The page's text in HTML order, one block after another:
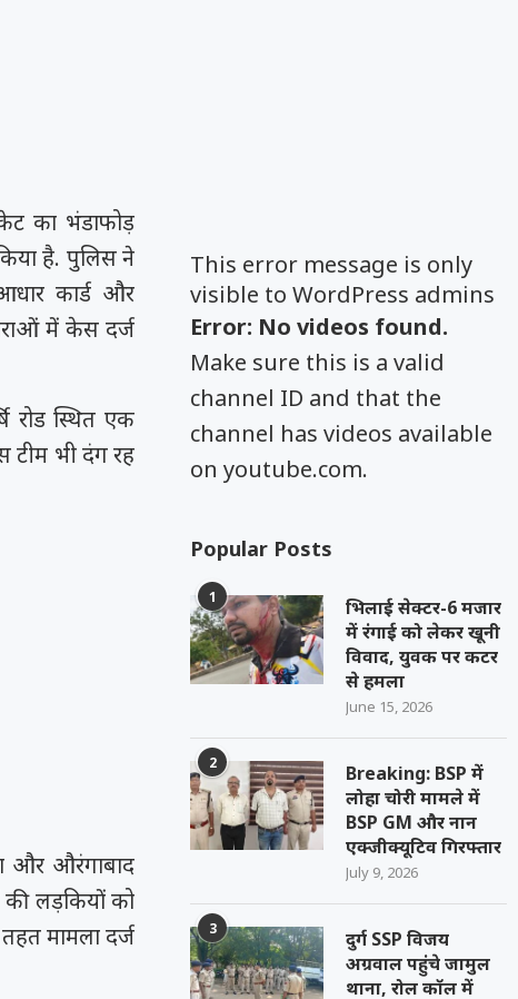
का भंडाफोड़
है. पुलिस ने
कार्ड और
में केस दर्ज
रोड स्थित एक
टीम भी दंग रह
और औरंगाबाद
की लड़कियों को
मामला दर्ज
This error message is only
visible to WordPress admins
Error: No videos found.
Make sure this is a valid
channel ID and that the
channel has videos available
on youtube.com.
Popular Posts
1
भिलाई सेक्टर-6 मजार
में रंगाई को लेकर खूनी
विवाद, युवक पर कटर
से हमला
June 15, 2026
2
Breaking: BSP में
लोहा चोरी मामले में
BSP GM और नान
एक्जीक्यूटिव गिरफ्तार
July 9, 2026
3
दुर्ग SSP विजय
अग्रवाल पहुंचे जामुल
थाना, रोल कॉल में